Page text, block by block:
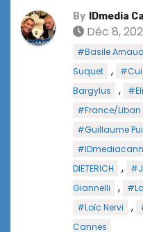
By IDmedia
Déc 8,
#Basile Arnaud
Suquet
,
Bargylus
,
#France/Liban
#Guillaume
DIETERICH
,
Giannelli
,
#Loïc Nervi ,
Cannes